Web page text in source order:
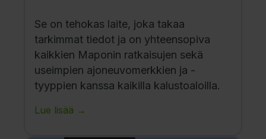
Se on tehokas laite, joka takaa
tarkimmat tiedot ja on yhteensopiva
kaikkien Maponin ratkaisujen sekä
useimpien ajoneuvomerkkien ja -
tyyppien kanssa kaikilla kalustoaloilla.
Lue lisää →